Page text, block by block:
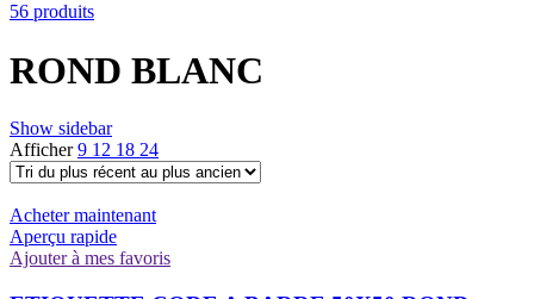
56 produits
ROND BLANC
Show sidebar
Afficher9 12 18 24
Acheter maintenant
Aperçu rapide
Ajouter à mes favoris